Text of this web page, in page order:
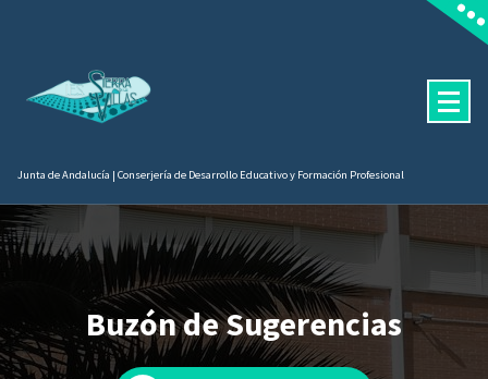
Junta de Andalucía | Conserjería de Desarrollo Educativo y Formación Profesional
Buzón de Sugerencias